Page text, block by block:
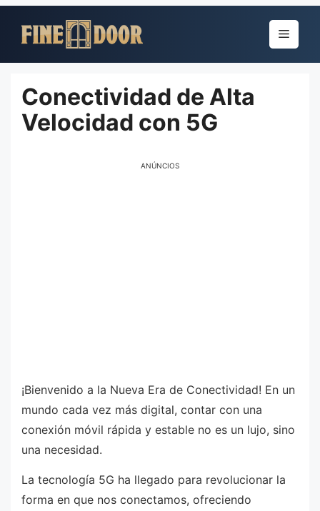
para
conteúdo
Menu
Conectividad de Alta
Velocidad con 5G
ANÚNCIOS
¡Bienvenido a la Nueva Era de Conectividad! En un
mundo cada vez más digital, contar con una
conexión móvil rápida y estable no es un lujo, sino
una necesidad.
La tecnología 5G ha llegado para revolucionar la
forma en que nos conectamos, ofreciendo